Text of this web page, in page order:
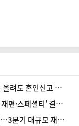
려도 혼인신고 미룬
편·스페셜티' 결실
분기 대규모 재고